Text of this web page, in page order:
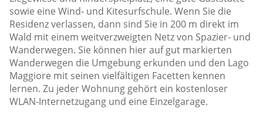
sowie eine Wind- und Kitesurfschule. Wenn Sie die
Residenz verlassen, dann sind Sie in 200 m direkt im
Wald mit einem weitverzweigten Netz von Spazier- und
Wanderwegen. Sie können hier auf gut markierten
Wanderwegen die Umgebung erkunden und den Lago
Maggiore mit seinen vielfältigen Facetten kennen
lernen. Zu jeder Wohnung gehört ein kostenloser
WLAN-Internetzugang und eine Einzelgarage.